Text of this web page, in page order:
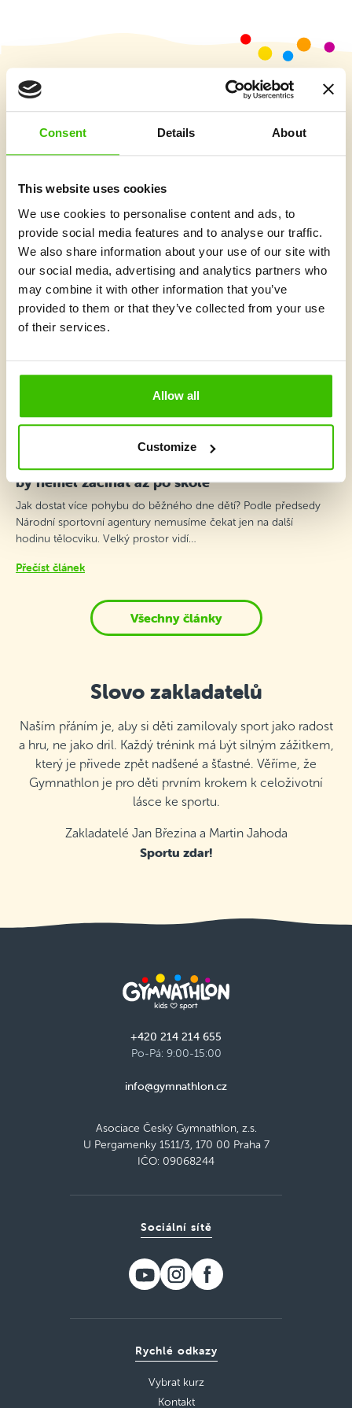
Consent Details About
This website uses cookies
We use cookies to personalise content and ads, to
provide social media features and to analyse our traffic.
We also share information about your use of our site with
our social media, advertising and analytics partners who
may combine it with other information that you’ve
provided to them or that they’ve collected from your use
of their services.
Allow all
Customize
Karel Kovář v podcastu Děti a pohyb: Pohyb
by neměl začínat až po škole
Jak dostat více pohybu do běžného dne dětí? Podle předsedy
Národní sportovní agentury nemusíme čekat jen na další
hodinu tělocviku. Velký prostor vidí…
Přečíst článek
Všechny články
Slovo zakladatelů
Naším přáním je, aby si děti zamilovaly sport jako radost
a hru, ne jako dril. Každý trénink má být silným zážitkem,
který je přivede zpět nadšené a šťastné. Věříme, že
Gymnathlon je pro děti prvním krokem k celoživotní
lásce ke sportu.
Zakladatelé Jan Březina a Martin Jahoda
Sportu zdar!
+420 214 214 655
Po-Pá: 9:00-15:00
info@gymnathlon.cz
Asociace Český Gymnathlon, z.s.
U Pergamenky 1511/3, 170 00 Praha 7
IČO: 09068244
Rychlé odkazy
Vybrat kurz
Kontakt
Sociální sítě